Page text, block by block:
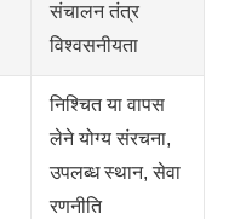
संचालन तंत्र
विश्वसनीयता
निश्चित या वापस
लेने योग्य संरचना,
उपलब्ध स्थान, सेवा
रणनीति